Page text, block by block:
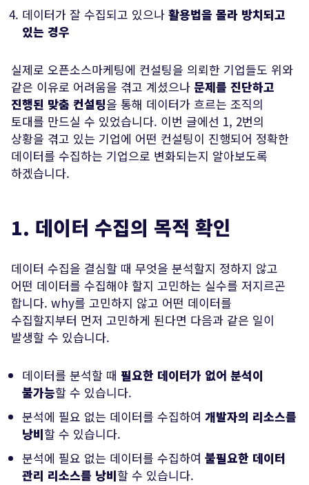
데이터가 잘 수집되고 있으나 활용법을 몰라 방치되고
있는 경우
실제로 오픈소스마케팅에 컨설팅을 의뢰한 기업들도 위와
같은 이유로 어려움을 겪고 계셨으나 문제를 진단하고
진행된 맞춤 컨설팅을 통해 데이터가 흐르는 조직의
토대를 만드실 수 있었습니다. 이번 글에선 1, 2번의
상황을 겪고 있는 기업에 어떤 컨설팅이 진행되어 정확한
데이터를 수집하는 기업으로 변화되는지 알아보도록
하겠습니다.
1. 데이터 수집의 목적 확인
데이터 수집을 결심할 때 무엇을 분석할지 정하지 않고
어떤 데이터를 수집해야 할지 고민하는 실수를 저지르곤
합니다. why를 고민하지 않고 어떤 데이터를
수집할지부터 먼저 고민하게 된다면 다음과 같은 일이
발생할 수 있습니다.
데이터를 분석할 때 필요한 데이터가 없어 분석이
불가능할 수 있습니다.
분석에 필요 없는 데이터를 수집하여 개발자의 리소스를
낭비할 수 있습니다.
분석에 필요 없는 데이터를 수집하여 불필요한 데이터
관리 리소스를 낭비할 수 있습니다.
전송하기